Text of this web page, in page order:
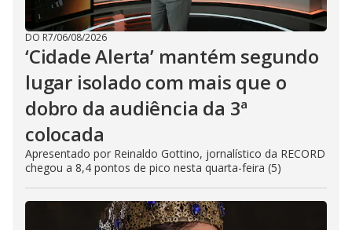
DO R7/06/08/2026
‘Cidade Alerta’ mantém segundo
lugar isolado com mais que o
dobro da audiência da 3ª
colocada
Apresentado por Reinaldo Gottino, jornalístico da RECORD
chegou a 8,4 pontos de pico nesta quarta-feira (5)